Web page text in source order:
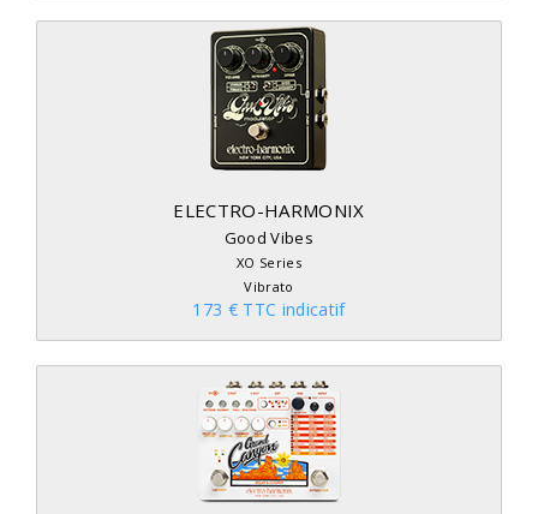
ELECTRO-HARMONIX
Good Vibes
XO Series
Vibrato
173 € TTC indicatif